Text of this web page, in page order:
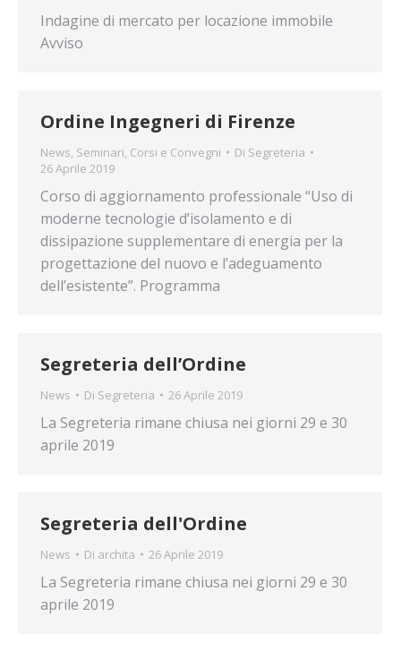
Indagine di mercato per locazione immobile
Avviso
Ordine Ingegneri di Firenze
News, Seminari, Corsi e Convegni Di Segreteria
26 Aprile 2019
Corso di aggiornamento professionale “Uso di
moderne tecnologie d’isolamento e di
dissipazione supplementare di energia per la
progettazione del nuovo e l’adeguamento
dell’esistente”. Programma
Segreteria dell’Ordine
News Di Segreteria 26 Aprile 2019
La Segreteria rimane chiusa nei giorni 29 e 30
aprile 2019
Segreteria dell'Ordine
News Di archita 26 Aprile 2019
La Segreteria rimane chiusa nei giorni 29 e 30
aprile 2019